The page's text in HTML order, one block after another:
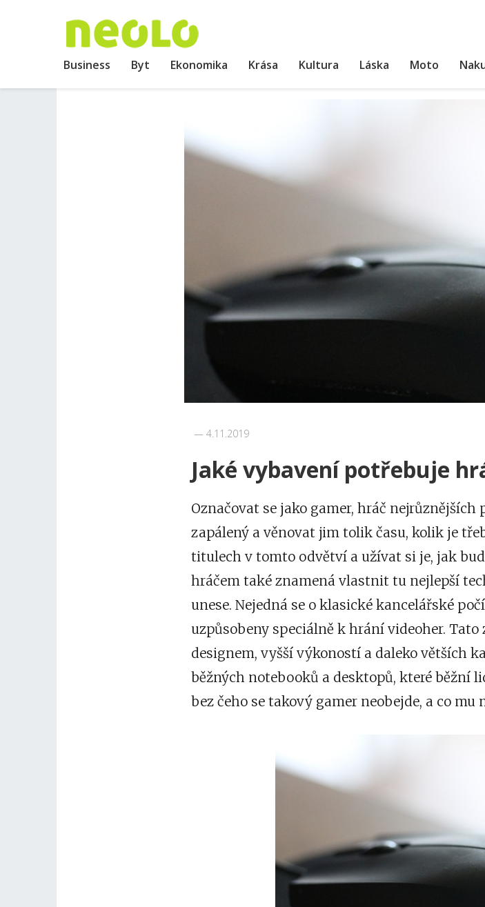
Business Byt Ekonomika Krása Kultura Láska Moto
4.11.2019
Jaké vybavení potřebuje
Označovat se jako gamer, hráč
zapálený a věnovat jim tolik času, kolik je
titulech v tomto odvětví a užívat si je, jak
hráčem také znamená vlastnit tu nejlepší
unese. Nejedná se o klasické kancelářské
uzpůsobeny speciálně k hrání videoher.
designem, vyšší výkoností a daleko větších
běžných notebooků a desktopů, které běžní
bez čeho se takový gamer neobejde, a co mu